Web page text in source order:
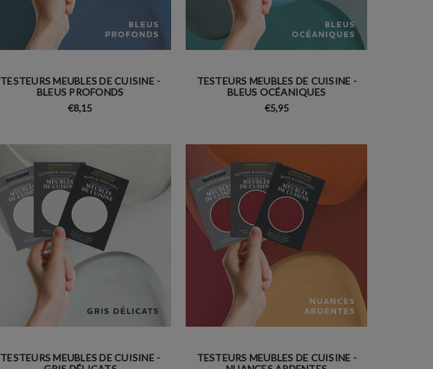
TESTEURS MEUBLES DE CUISINE -
BLEUS PROFONDS
€8,15
TESTEURS MEUBLES DE CUISINE -
BLEUS OCÉANIQUES
€5,95
TESTEURS MEUBLES DE CUISINE -
TESTEURS MEUBLES DE CUISINE -